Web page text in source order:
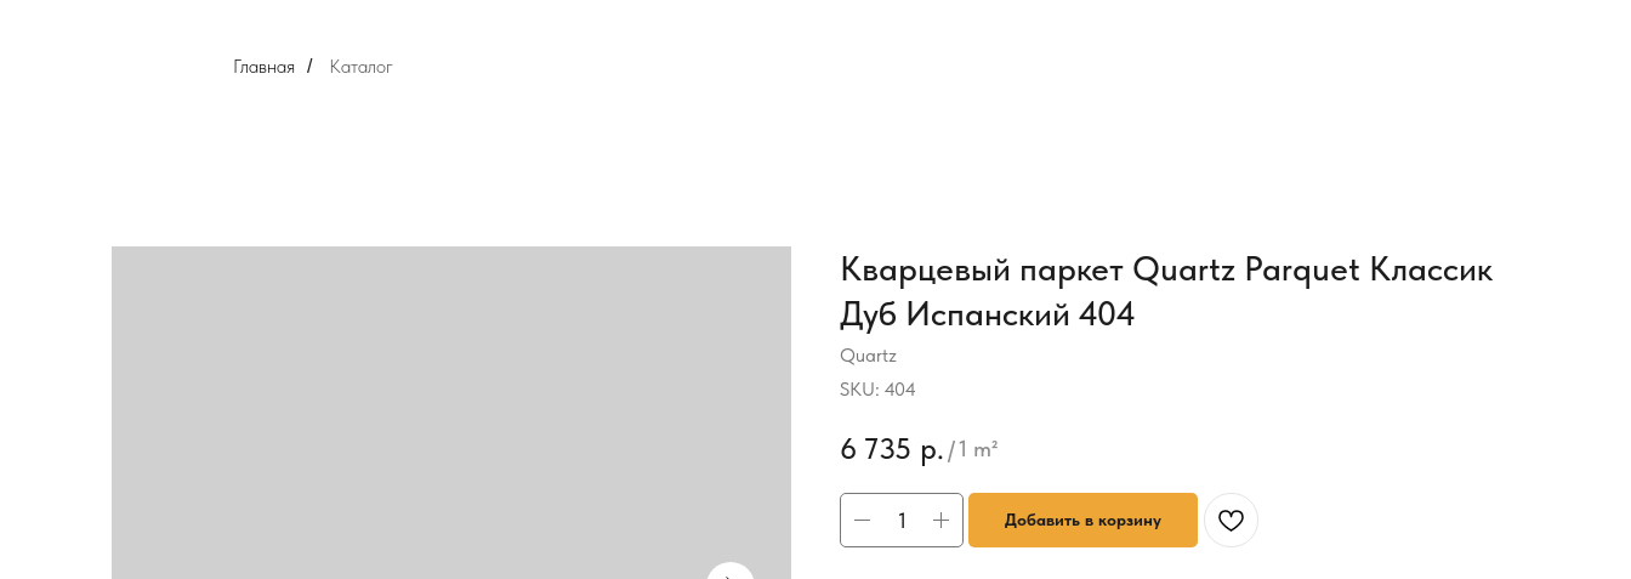
Главная / Каталог
Кварцевый паркет Quartz Parquet Классик
Дуб Испанский 404
Quartz
SKU: 404
6 735 р. /1 m²
Добавить в корзину